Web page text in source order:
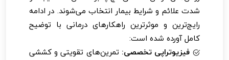
شدت علائم و شرایط بیمار انتخاب می‌شوند. در ادامه
رایج‌ترین و موثرترین راهکارهای درمانی با توضیح
کامل آورده شده است:
فیزیوتراپی تخصصی: تمرین‌های تقویتی و کششی